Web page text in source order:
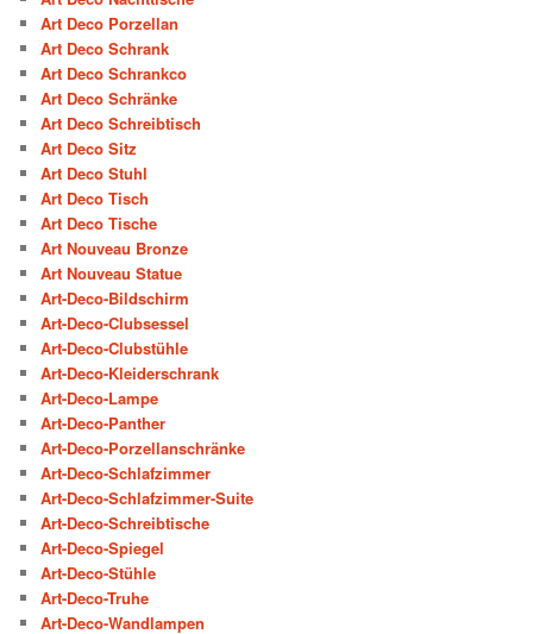
Art Deco Porzellan
Art Deco Schrank
Art Deco Schrankco
Art Deco Schränke
Art Deco Schreibtisch
Art Deco Sitz
Art Deco Stuhl
Art Deco Tisch
Art Deco Tische
Art Nouveau Bronze
Art Nouveau Statue
Art-Deco-Bildschirm
Art-Deco-Clubsessel
Art-Deco-Clubstühle
Art-Deco-Kleiderschrank
Art-Deco-Lampe
Art-Deco-Panther
Art-Deco-Porzellanschränke
Art-Deco-Schlafzimmer
Art-Deco-Schlafzimmer-Suite
Art-Deco-Schreibtische
Art-Deco-Spiegel
Art-Deco-Stühle
Art-Deco-Truhe
Art-Deco-Wandlampen